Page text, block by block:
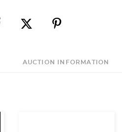
AUCTION INFORMATION